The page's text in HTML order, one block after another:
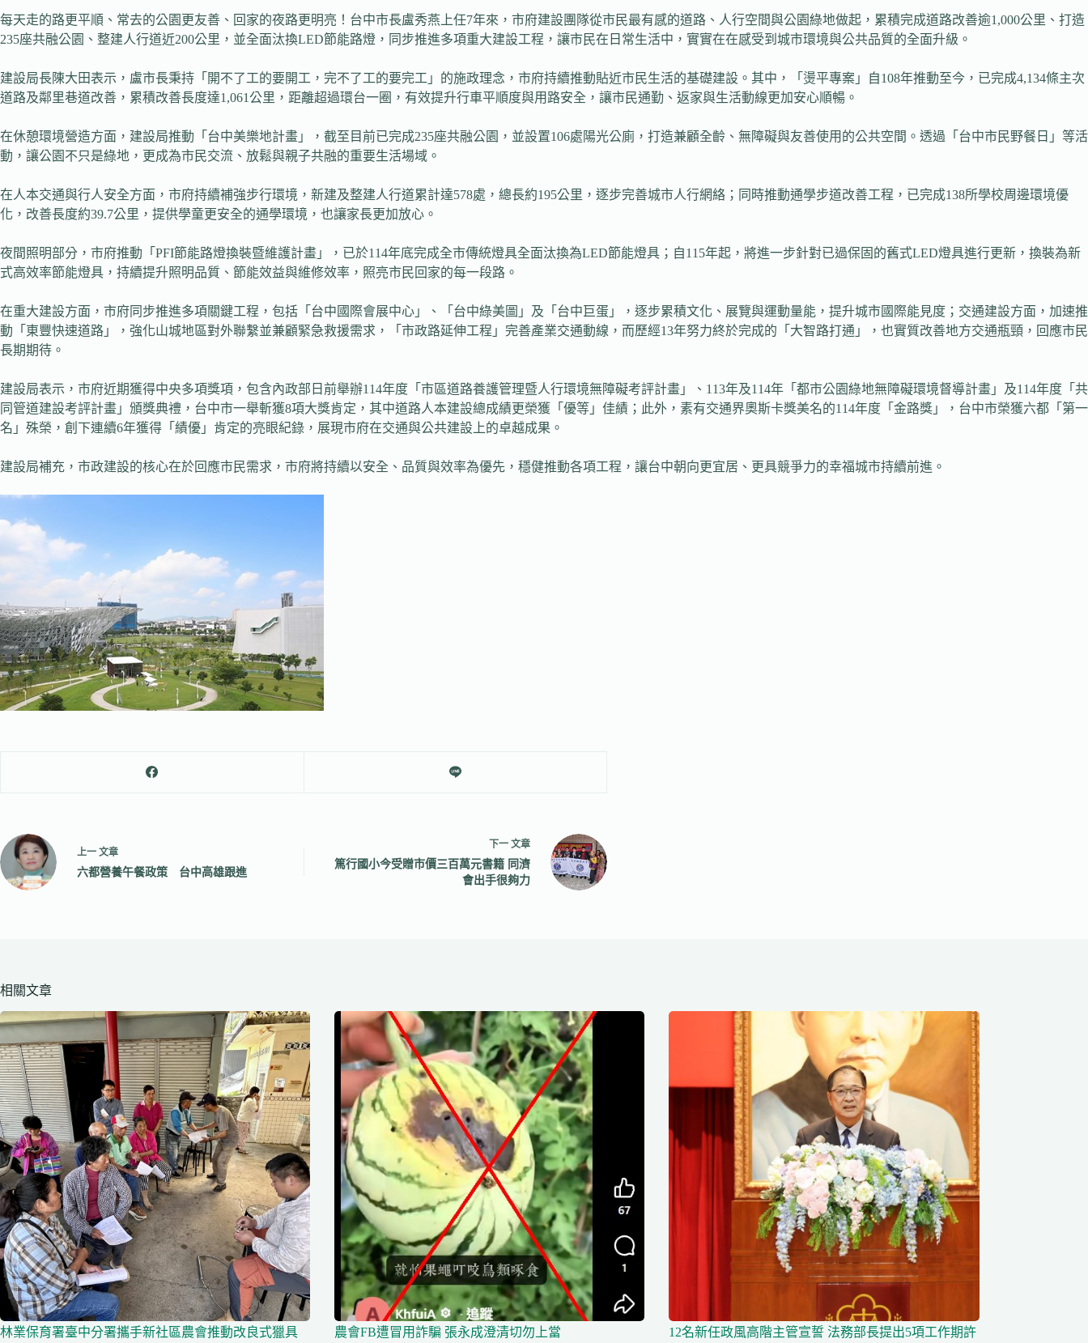
每天走的路更平順、常去的公園更友善、回家的夜路更明亮！台中市長盧秀燕上任7年來，市府建設團隊從市民最有感的道路、人行空間與公園綠地做起，累積完成道路改善逾1,000公里、打造
235座共融公園、整建人行道近200公里，並全面汰換LED節能路燈，同步推進多項重大建設工程，讓市民在日常生活中，實實在在感受到城市環境與公共品質的全面升級。
建設局長陳大田表示，盧市長秉持「開不了工的要開工，完不了工的要完工」的施政理念，市府持續推動貼近市民生活的基礎建設。其中，「燙平專案」自108年推動至今，已完成4,134條主次
道路及鄰里巷道改善，累積改善長度達1,061公里，距離超過環台一圈，有效提升行車平順度與用路安全，讓市民通勤、返家與生活動線更加安心順暢。
在休憩環境營造方面，建設局推動「台中美樂地計畫」，截至目前已完成235座共融公園，並設置106處陽光公廁，打造兼顧全齡、無障礙與友善使用的公共空間。透過「台中市民野餐日」等活
動，讓公園不只是綠地，更成為市民交流、放鬆與親子共融的重要生活場域。
在人本交通與行人安全方面，市府持續補強步行環境，新建及整建人行道累計達578處，總長約195公里，逐步完善城市人行網絡；同時推動通學步道改善工程，已完成138所學校周邊環境優
化，改善長度約39.7公里，提供學童更安全的通學環境，也讓家長更加放心。
夜間照明部分，市府推動「PFI節能路燈換裝暨維護計畫」，已於114年底完成全市傳統燈具全面汰換為LED節能燈具；自115年起，將進一步針對已過保固的舊式LED燈具進行更新，換裝為新
式高效率節能燈具，持續提升照明品質、節能效益與維修效率，照亮市民回家的每一段路。
在重大建設方面，市府同步推進多項關鍵工程，包括「台中國際會展中心」、「台中綠美圖」及「台中巨蛋」，逐步累積文化、展覽與運動量能，提升城市國際能見度；交通建設方面，加速推
動「東豐快速道路」，強化山城地區對外聯繫並兼顧緊急救援需求，「市政路延伸工程」完善產業交通動線，而歷經13年努力終於完成的「大智路打通」，也實質改善地方交通瓶頸，回應市民
長期期待。
建設局表示，市府近期獲得中央多項獎項，包含內政部日前舉辦114年度「市區道路養護管理暨人行環境無障礙考評計畫」、113年及114年「都市公園綠地無障礙環境督導計畫」及114年度「共
同管道建設考評計畫」頒獎典禮，台中市一舉斬獲8項大獎肯定，其中道路人本建設總成績更榮獲「優等」佳績；此外，素有交通界奧斯卡獎美名的114年度「金路獎」，台中市榮獲六都「第一
名」殊榮，創下連續6年獲得「績優」肯定的亮眼紀錄，展現市府在交通與公共建設上的卓越成果。
建設局補充，市政建設的核心在於回應市民需求，市府將持續以安全、品質與效率為優先，穩健推動各項工程，讓台中朝向更宜居、更具競爭力的幸福城市持續前進。
上一 文章
六都營養午餐政策 台中高雄跟進
下一 文章
篤行國小今受贈市價三百萬元書籍 同濟
會出手很夠力
相關文章
林業保育署臺中分署攜手新社區農會推動改良式獵具 農會FB遭冒用詐騙 張永成澄清切勿上當 12名新任政風高階主管宣誓 法務部長提出5項工作期許